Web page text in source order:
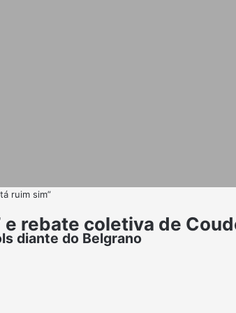
ruim sim”
rebate coletiva de
diante do Belgrano